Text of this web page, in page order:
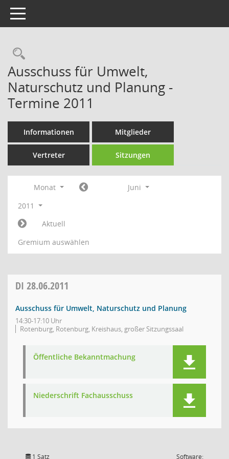
Toggle navigation
Rechercheauswahl
Ausschuss für Umwelt,
Naturschutz und Planung -
Termine 2011
Informationen Mitglieder
Vertreter Sitzungen
Monat
Juni
2011
Aktuell
Gremium auswählen
DI 28.06.2011
Ausschuss für Umwelt, Naturschutz und Planung
14:30-17:10 Uhr
Rotenburg, Rotenburg, Kreishaus, großer Sitzungssaal
Öffentliche Bekanntmachung
Niederschrift Fachausschuss
1 Satz Software: